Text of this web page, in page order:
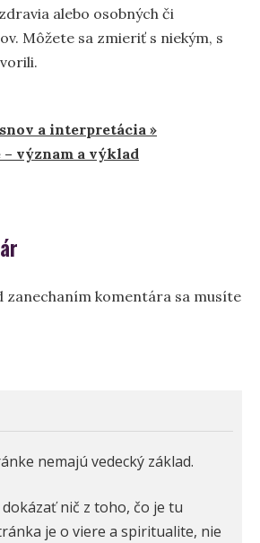
alebo osobných či
Môžete sa zmieriť s niekým, s
a interpretácia »
– význam a výklad
zanechaním komentára sa musíte
nemajú vedecký základ.
nič z toho, čo je tu
je o viere a spiritualite, nie